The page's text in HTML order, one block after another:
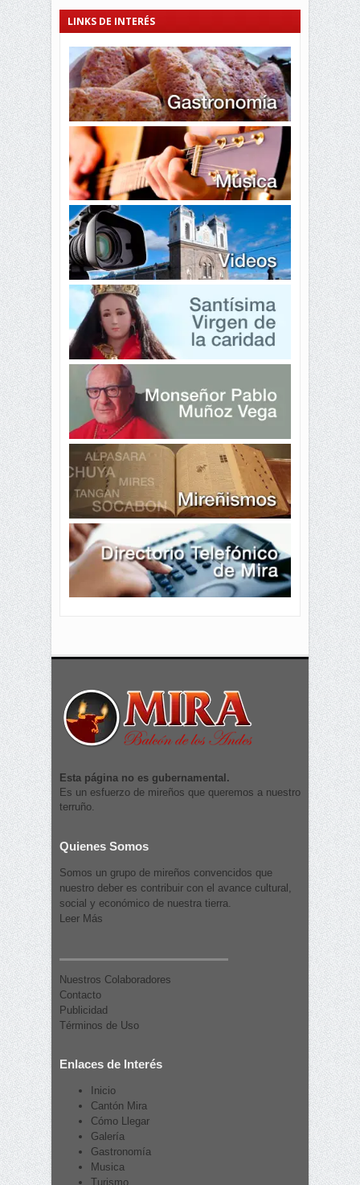
LINKS DE INTERÉS
Esta página no es gubernamental.
Es un esfuerzo de mireños que queremos a nuestro
terruño.
Quienes Somos
Somos un grupo de mireños convencidos que
nuestro deber es contribuir con el avance cultural,
social y económico de nuestra tierra.
Leer Más
Nuestros Colaboradores
Contacto
Publicidad
Términos de Uso
Enlaces de Interés
Inicio
Cantón Mira
Cómo Llegar
Galería
Gastronomía
Musica
Turismo